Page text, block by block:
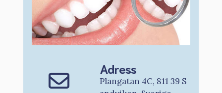
Adress
Plangatan 4C, 811 39 S